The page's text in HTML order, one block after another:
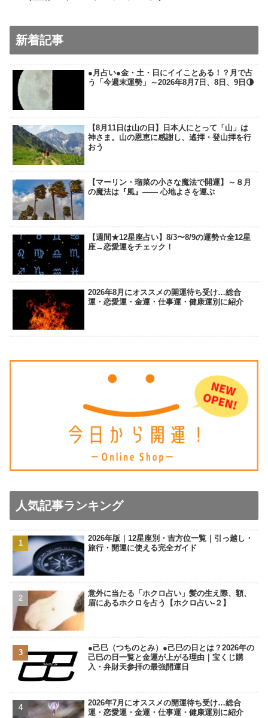
新着記事
●月占い●金・土・日にイイことある！？月で占
う「今週末運勢」～2026年8月7日、8日、9日🌗
【8月11日は山の日】日本人にとって「山」は
神さま。山の恩恵に感謝し、遙拝・登山拝を行
おう
【マーリン・瑠菜の小さな魔法で開運】～８月
の魔法は『風』―― 心地よさを運ぶ
【週間★12星座占い】8/3〜8/9の運勢☆全12星
座→恋愛運をチェック！
2026年8月にオススメの開運待ち受け…総合
運・恋愛運・金運・仕事運・健康運別に紹介
人気記事ランキング
2026年版｜12星座別・吉方位一覧｜引っ越し・
旅行・開運に使える完全ガイド
意外に当たる「ホクロ占い」髪の生え際、額、
眉にあるホクロを占う【ホクロ占い‐２】
●己巳（つちのとみ）●己巳の日とは？2026年の
己巳の日一覧と金運が上がる理由｜宝くじ購
入・弁財天参拝の最強開運日
2026年7月にオススメの開運待ち受け…総合
運・恋愛運・金運・仕事運・健康運別に紹介